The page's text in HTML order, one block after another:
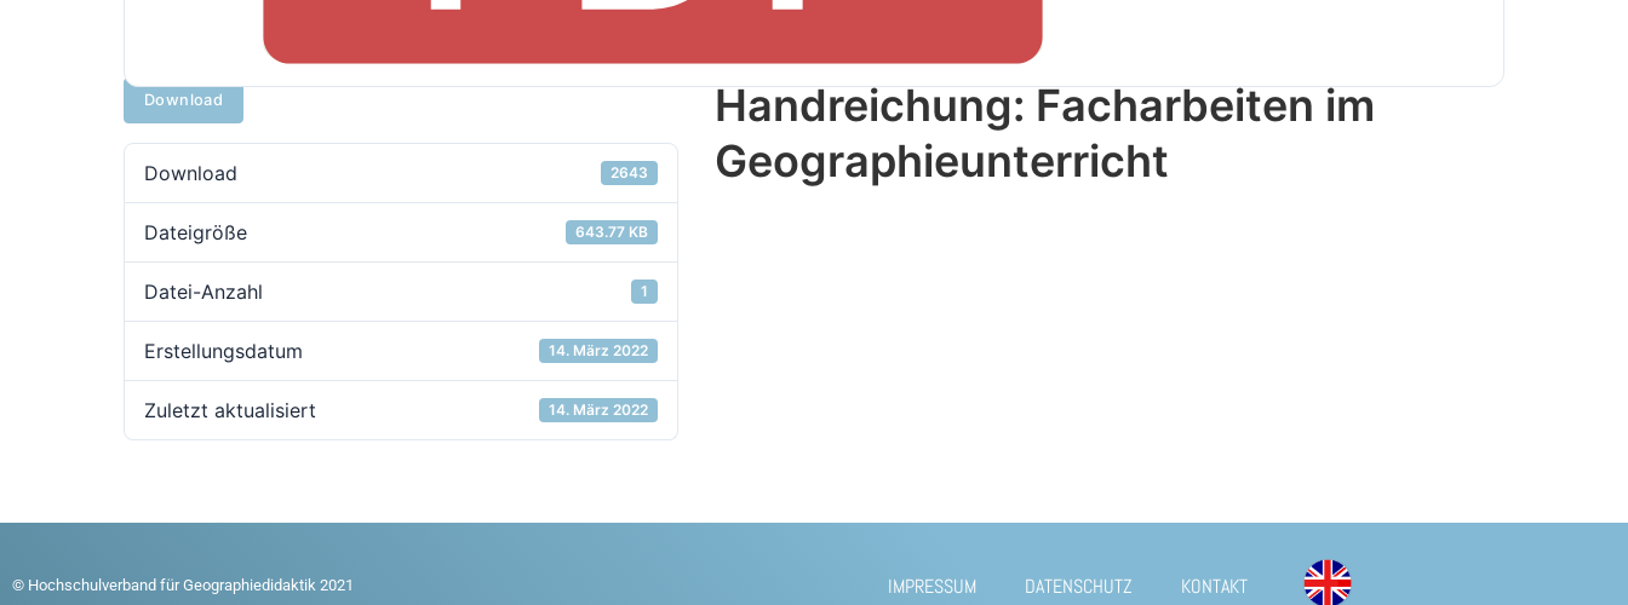
Download
Download 2643
Dateigröße 643.77 KB
Datei-Anzahl 1
Erstellungsdatum 14. März 2022
Zuletzt aktualisiert 14. März 2022
Handreichung: Facharbeiten im
Geographieunterricht
© Hochschulverband für Geographiedidaktik 2021 IMPRESSUM DATENSCHUTZ KONTAKT